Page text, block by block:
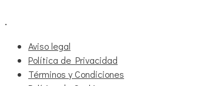
.
Aviso legal
Política de Privacidad
Términos y Condiciones